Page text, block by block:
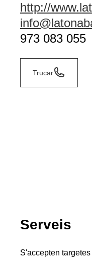
http://
973 083 055
Trucar
Serveis
S'accepten targetes